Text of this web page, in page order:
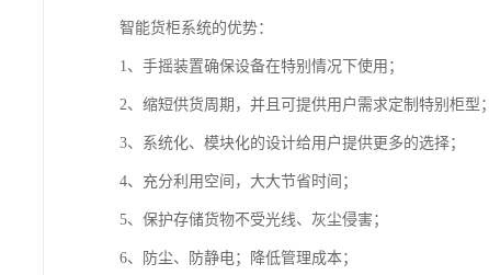
智能货柜系统的优势：
1、手摇装置确保设备在特别情况下使用；
2、缩短供货周期，并且可提供用户需求定制特别柜型；
3、系统化、模块化的设计给用户提供更多的选择；
4、充分利用空间，大大节省时间；
5、保护存储货物不受光线、灰尘侵害；
6、防尘、防静电；降低管理成本；